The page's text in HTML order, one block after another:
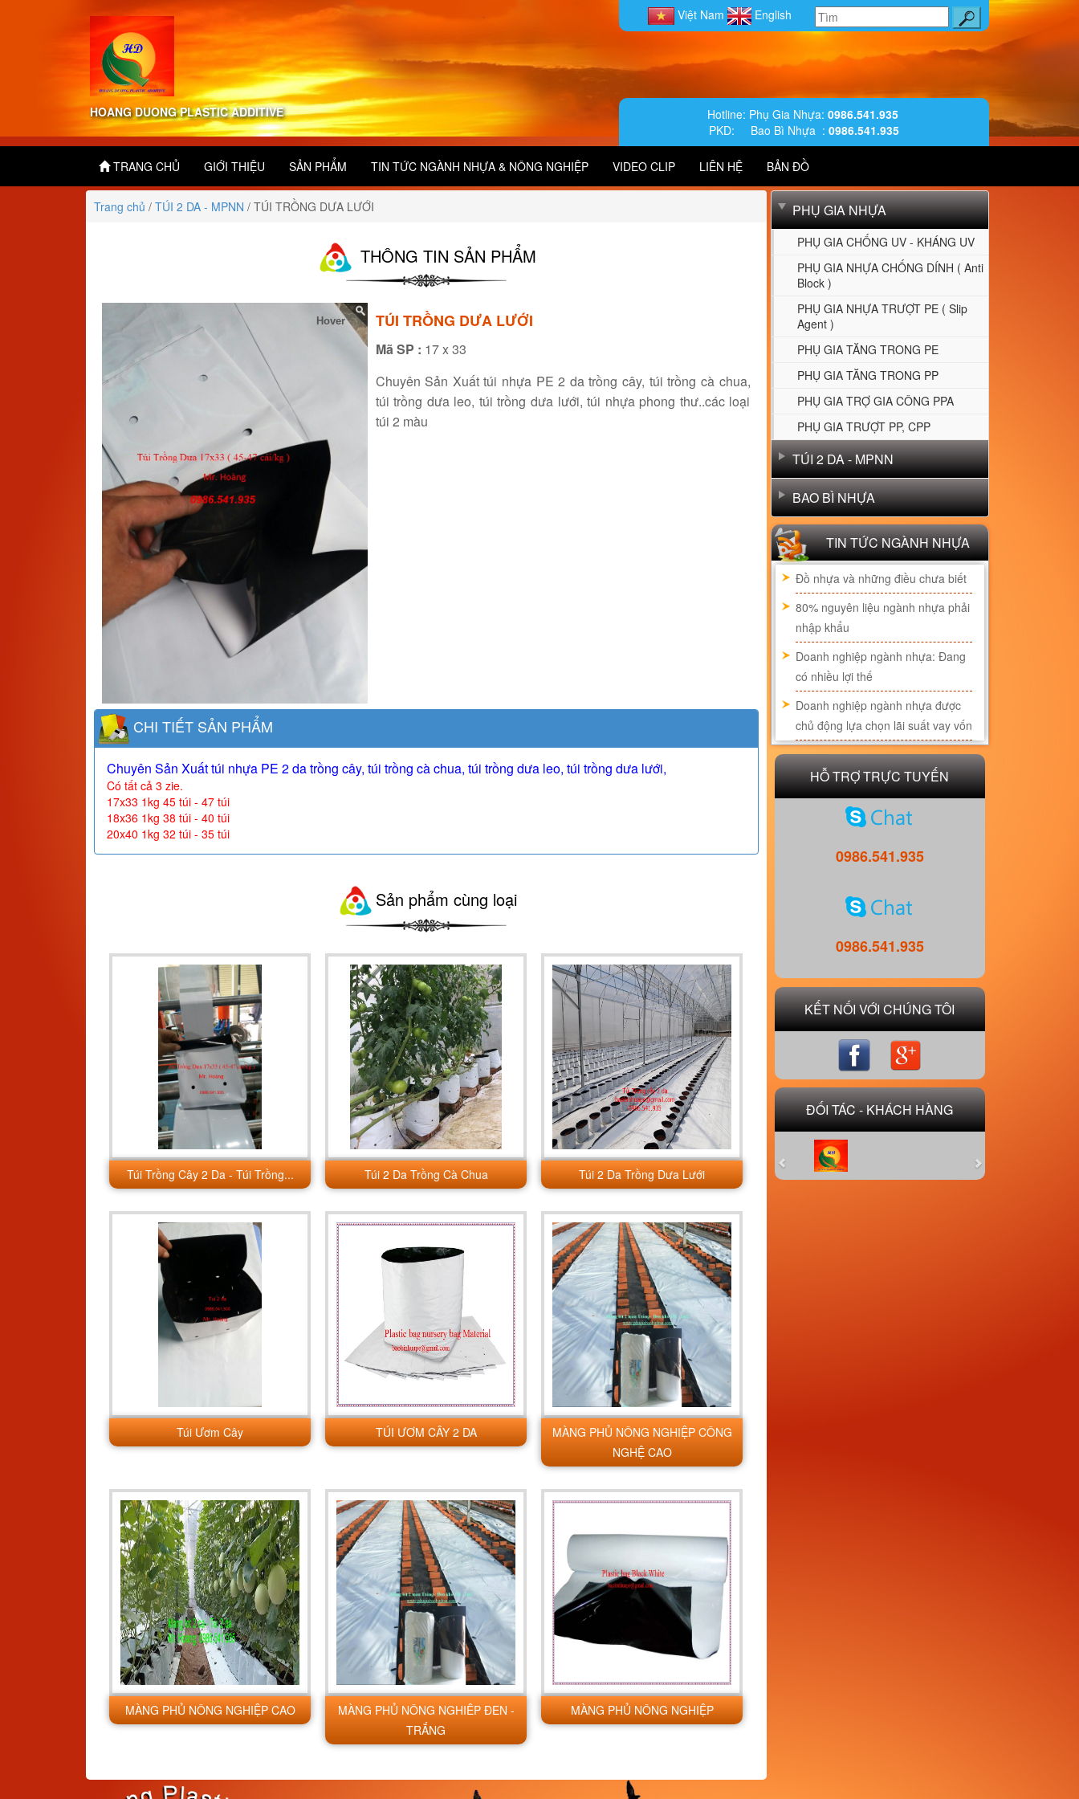
HOANG DUONG PLASTIC ADDITIVE
Việt Nam English
Hotline: Phụ Gia Nhựa: 0986.541.935
PKD: Bao Bì Nhựa :0986.541.935
TRANG CHỦ GIỚI THIỆU SẢN PHẨM TIN TỨC NGÀNH NHỰA & NÔNG NGHIỆP VIDEO CLIP LIÊN HỆ BẢN ĐỒ
Trang chủ / TÚI 2 DA - MPNN / TÚI TRỒNG DƯA LƯỚI
THÔNG TIN SẢN PHẨM
Hover TÚI TRỒNG DƯA LƯỚI
Mã SP : 17 x 33
Chuyên Sản Xuất túi nhựa PE 2 da trồng cây, túi trồng cà chua,
túi trồng dưa leo, túi trồng dưa lưới, túi nhựa phong thư..các loại
túi 2 màu
CHI TIẾT SẢN PHẨM
Chuyên Sản Xuất túi nhựa PE 2 da trồng cây, túi trồng cà chua, túi trồng dưa leo, túi trồng dưa lưới,
Có tất cả 3 zie.
17x33 1kg 45 túi - 47 túi
18x36 1kg 38 túi - 40 túi
20x40 1kg 32 túi - 35 túi
Sản phẩm cùng loại
Túi Trồng Cây 2 Da - Túi Trồng... Túi 2 Da Trồng Cà Chua Túi 2 Da Trồng Dưa Lưới
Túi Ươm Cây TÚI ƯƠM CÂY 2 DA
MÀNG PHỦ NÔNG NGHIỆP CÔNG
NGHỆ CAO
MÀNG PHỦ NÔNG NGHIỆP CAO
MÀNG PHỦ NÔNG NGHIÊP ĐEN -
TRẮNG
MÀNG PHỦ NÔNG NGHIỆP
PHỤ GIA NHỰA
PHỤ GIA CHỐNG UV - KHÁNG UV
PHỤ GIA NHỰA CHỐNG DÍNH ( Anti
Block )
PHỤ GIA NHỰA TRƯỢT PE ( Slip
Agent )
PHỤ GIA TĂNG TRONG PE
PHỤ GIA TĂNG TRONG PP
PHỤ GIA TRỢ GIA CÔNG PPA
PHỤ GIA TRƯỢT PP, CPP
TÚI 2 DA - MPNN
BAO BÌ NHỰA
TIN TỨC NGÀNH NHỰA
Đồ nhựa và những điều chưa biết
80% nguyên liệu ngành nhựa phải
nhập khẩu
Doanh nghiệp ngành nhựa: Đang
có nhiều lợi thế
Doanh nghiệp ngành nhựa được
chủ động lựa chọn lãi suất vay vốn
HỖ TRỢ TRỰC TUYẾN
0986.541.935
0986.541.935
KẾT NỐI VỚI CHÚNG TÔI
ĐỐI TÁC - KHÁCH HÀNG
Previous